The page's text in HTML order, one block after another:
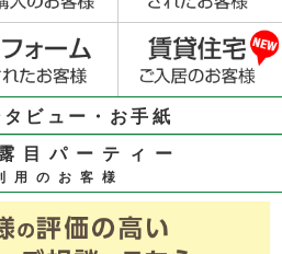
ビュー・お手紙
目パーティー
用のお客様